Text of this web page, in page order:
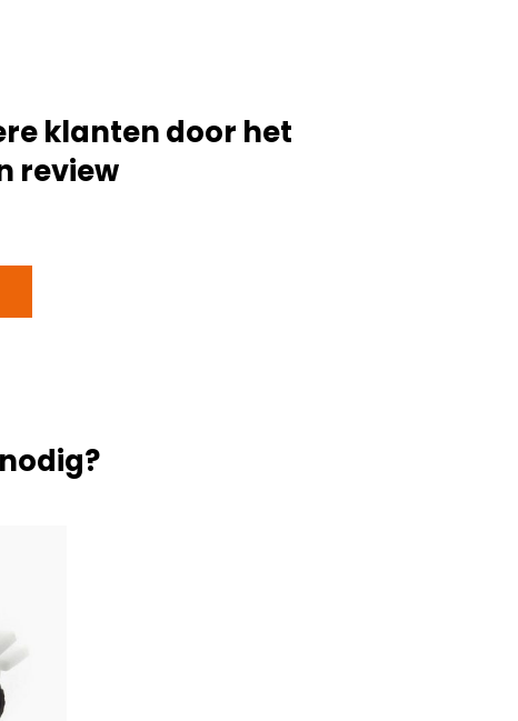
klanten door het
review